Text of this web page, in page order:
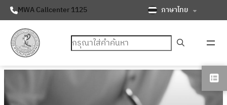
MWA Callcenter 1125 ภาษาไทย
ค้นหา